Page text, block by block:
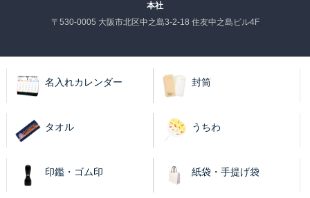
本社
〒530-0005 大阪市北区中之島3-2-18 住友中之島ビル4F
名入れカレンダー 封筒
タオル うちわ
印鑑・ゴム印 紙袋・手提げ袋